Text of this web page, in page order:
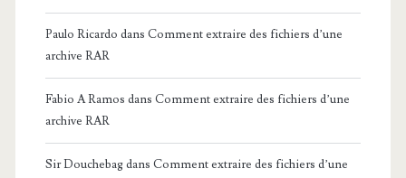
Paulo Ricardo dans Comment extraire des fichiers d’une
archive RAR
Fabio A Ramos dans Comment extraire des fichiers d’une
archive RAR
Sir Douchebagdans Comment extraire des fichiers d’une